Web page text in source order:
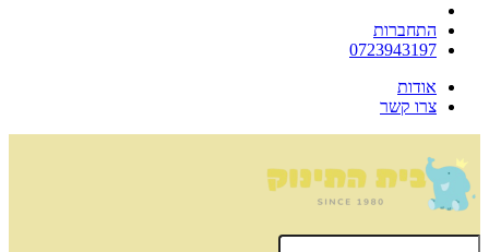
התחברות
0723943197
אודות
צרו קשר